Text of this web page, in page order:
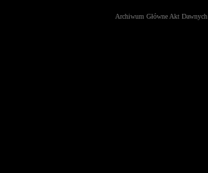
Archiwum Główne Akt Dawnych